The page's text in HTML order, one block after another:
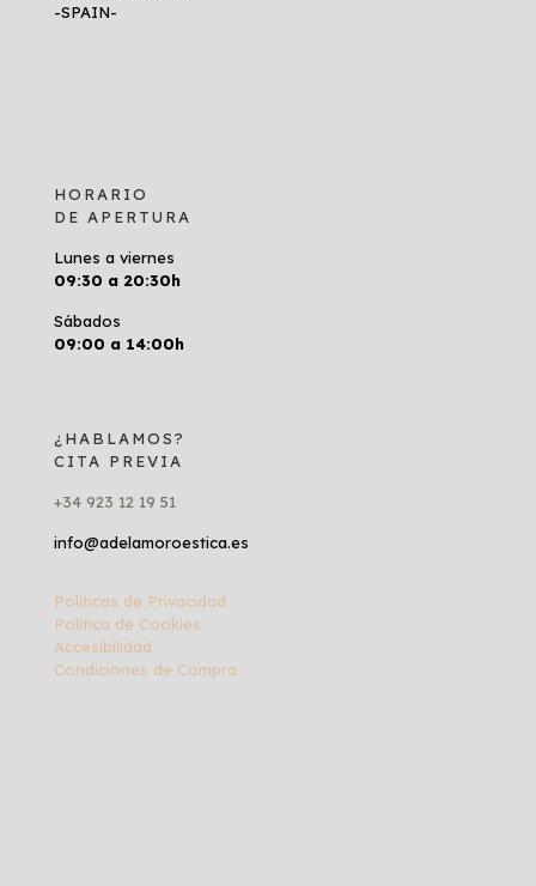
-SPAIN-
HORARIO
DE APERTURA
Lunes a viernes
09:30 a 20:30h
Sábados
09:00 a 14:00h
¿HABLAMOS?
CITA PREVIA
+34 923 12 19 51
info@adelamoroestica.es
Políticas de Privacidad
Política de Cookies
Accesibilidad
Condiciones de Compra